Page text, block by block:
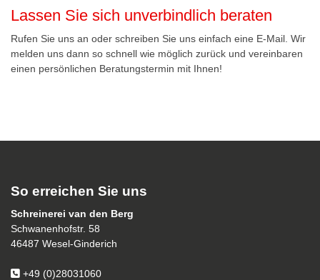
Lassen Sie sich unverbindlich beraten
Rufen Sie uns an oder schreiben Sie uns einfach eine E-Mail. Wir
melden uns dann so schnell wie möglich zurück und vereinbaren
einen persönlichen Beratungstermin mit Ihnen!
So erreichen Sie uns
Schreinerei van den Berg
Schwanenhofstr. 58
46487 Wesel-Ginderich
+49 (0)28031060